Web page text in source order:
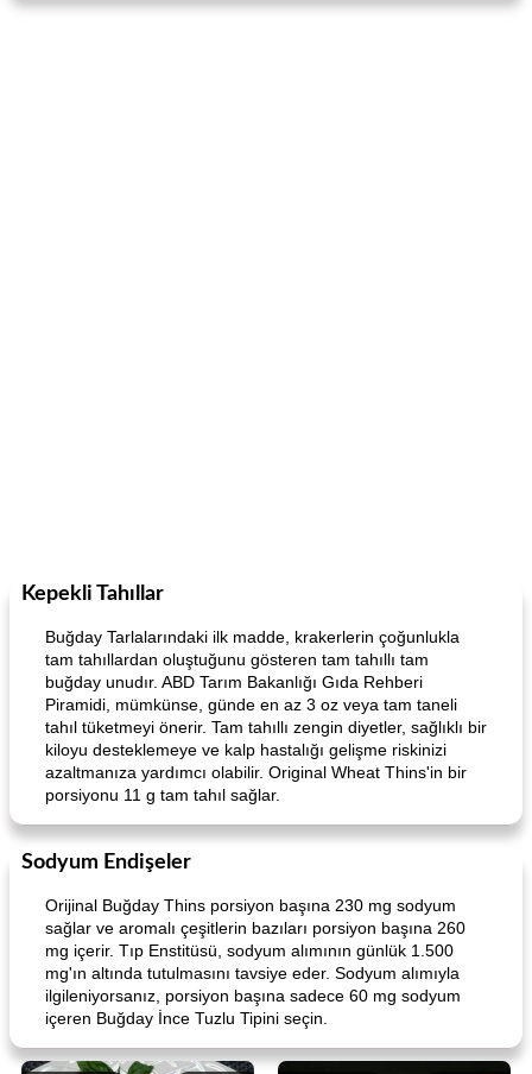
Kepekli Tahıllar
Buğday Tarlalarındaki ilk madde, krakerlerin çoğunlukla
tam tahıllardan oluştuğunu gösteren tam tahıllı tam
buğday unudır. ABD Tarım Bakanlığı Gıda Rehberi
Piramidi, mümkünse, günde en az 3 oz veya tam taneli
tahıl tüketmeyi önerir. Tam tahıllı zengin diyetler, sağlıklı bir
kiloyu desteklemeye ve kalp hastalığı gelişme riskinizi
azaltmanıza yardımcı olabilir. Original Wheat Thins'in bir
porsiyonu 11 g tam tahıl sağlar.
Sodyum Endişeler
Orijinal Buğday Thins porsiyon başına 230 mg sodyum
sağlar ve aromalı çeşitlerin bazıları porsiyon başına 260
mg içerir. Tıp Enstitüsü, sodyum alımının günlük 1.500
mg'ın altında tutulmasını tavsiye eder. Sodyum alımıyla
ilgileniyorsanız, porsiyon başına sadece 60 mg sodyum
içeren Buğday İnce Tuzlu Tipini seçin.